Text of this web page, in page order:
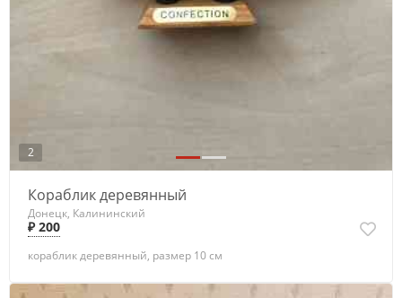
2
Кораблик деревянный
Донецк, Калининский
₽ 200
кораблик деревянный, размер 10 см